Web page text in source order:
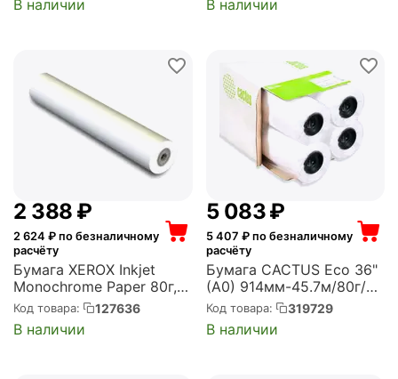
втулка:50.8мм (2")
В наличии В наличии
2 388 ₽
2 624 ₽ по безналичному
расчёту
Бумага XEROX Inkjet
Monochrome Paper 80г,
0.610x100м в
инд.упаковке
(450L97059)
Код товара: 127636
В наличии
5 083₽
5 407 ₽ по безналичному
расчёту
Бумага CACTUS Eco 36"
(A0) 914мм-45.7м/80г/
м2/белый CIE155%
втулка:50.8мм (2")
(упак.:4рул) (CS-LFP80-
Код товара: 319729
В наличии